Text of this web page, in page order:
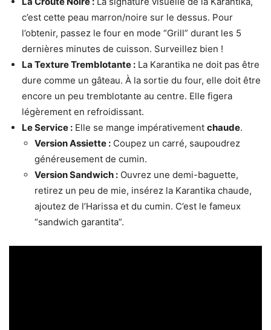
c’est cette peau marron/noire sur le dessus. Pour
l’obtenir, passez le four en mode “Grill” durant les 5
dernières minutes de cuisson. Surveillez bien !
La Texture Tremblotante : La Karantika ne doit pas être
dure comme un gâteau. À la sortie du four, elle doit être
encore un peu tremblotante au centre. Elle figera
légèrement en refroidissant.
Le Service : Elle se mange impérativement chaude.
Version Assiette : Coupez un carré, saupoudrez
généreusement de cumin.
Version Sandwich : Ouvrez une demi-baguette,
retirez un peu de mie, insérez la Karantika chaude,
ajoutez de l’Harissa et du cumin. C’est le fameux
“sandwich garantita”.